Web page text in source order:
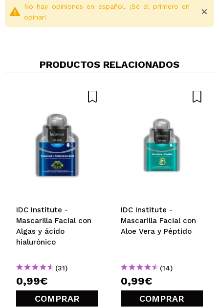
Tu vídeo podría ser el primero. Imagínatelo...
¿Recomendarías su compra? Si No
No hay opiniones en español. ¡Sé el primero en
opinar!
PRODUCTOS RELACIONADOS
IDC Institute -
Mascarilla Facial con
Algas y ácido
hialurónico
(31)
0,99€
COMPRAR
IDC Institute -
Mascarilla Facial con
Aloe Vera y Péptido
(14)
0,99€
COMPRAR